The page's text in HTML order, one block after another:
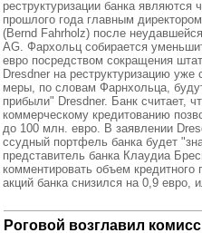
реструктуризации банка
прошлого года главным
(Bernd Fahrholz) после
AG. Фархольц собирается
евро посредством сокращения
Dresdner на реструктуризацию
меры, по словам Фарнхольца,
прибыли" Dresdner. Банк считает,
коммерческому кредитованию
до 100 млн. евро. В заявлении
ссудный портфель банка будет
представитель банка Клаудиа
комментировать объем
акций банка снизился на 0,9 евро,
Роговой возглавил